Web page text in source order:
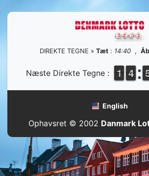
DIREKTE TEGNE » Tæt : 14:40 ,
Næste Direkte Tegne : 1
1
1
1 3
3
4
4
English
Ophavsret © 2002 Danmark